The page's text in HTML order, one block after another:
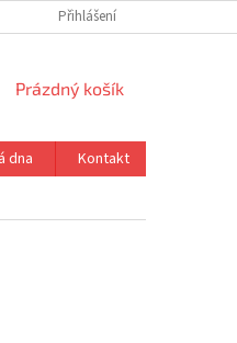
Přihlášení
NÁKUPNÍ
Prázdný košík
dna
Kontakt